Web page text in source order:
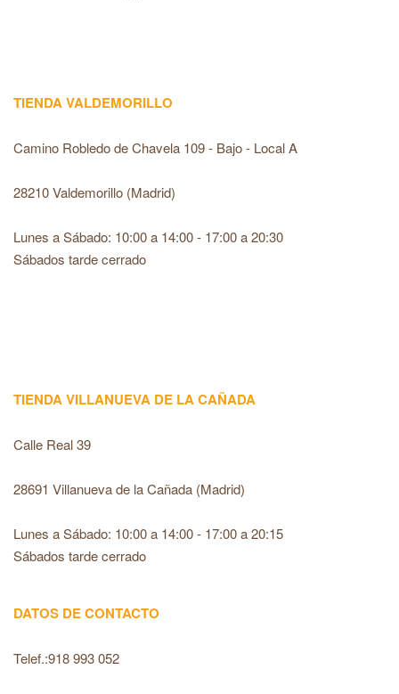
TIENDA VALDEMORILLO
Camino Robledo de Chavela 109 - Bajo - Local A
28210 Valdemorillo (Madrid)
Lunes a Sábado: 10:00 a 14:00 - 17:00 a 20:30
Sábados tarde cerrado
TIENDA VILLANUEVA DE LA CAÑADA
Calle Real 39
28691 Villanueva de la Cañada (Madrid)
Lunes a Sábado: 10:00 a 14:00 - 17:00 a 20:15
Sábados tarde cerrado
DATOS DE CONTACTO
Telef.:918 993 052